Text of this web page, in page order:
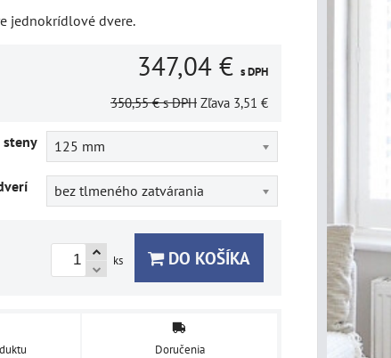
jednokrídlové dvere.
347,04 € s DPH
350,55 € s DPH Zľava 3,51 €
steny 125 mm
bez tlmeného zatvárania
ks DO KOŠÍKA
Doručenia